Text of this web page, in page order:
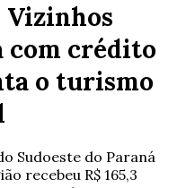
Vizinhos
crédito
o turismo
Sudoeste do Paraná
recebeu R$ 165,3